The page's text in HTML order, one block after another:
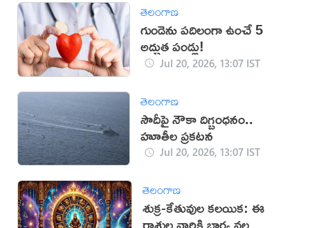
తెలంగాణ
గుండెను పదిలంగా ఉంచే 5
అద్భుత పండ్లు!
Jul 20, 2026, 13:07 IST
తెలంగాణ
సౌదీపై నౌకా దిగ్బంధనం..
హూతీల ప్రకటన
Jul 20, 2026, 13:07 IST
తెలంగాణ
శుక్ర-కేతువుల కలయిక: ఈ